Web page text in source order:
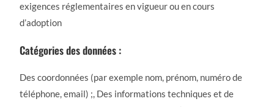
exigences réglementaires en vigueur ou en cours
d’adoption
Catégories des données :
Des coordonnées (par exemple nom, prénom, numéro de
téléphone, email) ;, Des informations techniques et de